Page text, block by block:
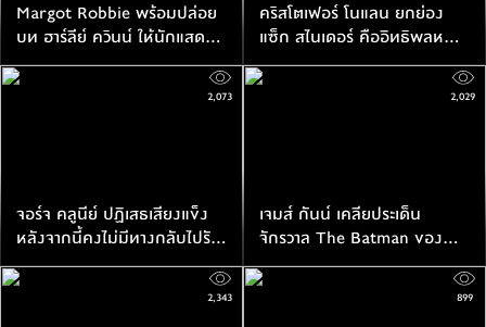
Margot Robbie พร้อมปล่อย
บท ฮาร์ลีย์ ควินน์ ให้นักแสดง
คนอื่นได้ตีความใหม่
คริสโตเฟอร์ โนแลน ยกย่อง
แซ็ก สไนเดอร์ คืออิทธิพลหนัง
ฮีโร่ไซไฟยุคใหม่
จอร์จ คลูนีย์ ปฏิเสธเสียงแข็ง
หลังจากนี้คงไม่มีทางกลับไปรับ
บท แบทแมน อีกต่อไปแล้ว
2,073
เจมส์ กันน์ เคลียประเด็น
จักรวาล The Batman ของ
แมตต์ รีฟ กับ DCU
2,029
2,343 899